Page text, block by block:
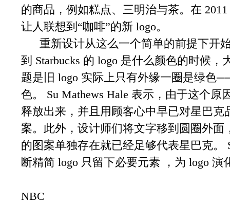
的商品，例如糕点、三明治与茶。在
让人联想到“咖啡”的新 logo。
重新设计从这么一个简单的前提下开
到 Starbucks 的 logo 是什么颜色的时候
题是旧 logo 实际上只有外缘一圈是绿色
色。 Su Mathews Hale 表示，由于这个
释放出来，并且用顾客心中早已对星巴克
案。此外，设计师们将文字移到圆圈外面
的图案单独存在就已经足够代表星巴克。
断精简 logo 只留下必要元素 ，为 logo 演
NBC